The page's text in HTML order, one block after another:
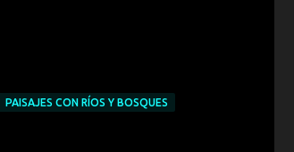
PAISAJES CON RÍOS Y BOSQUES